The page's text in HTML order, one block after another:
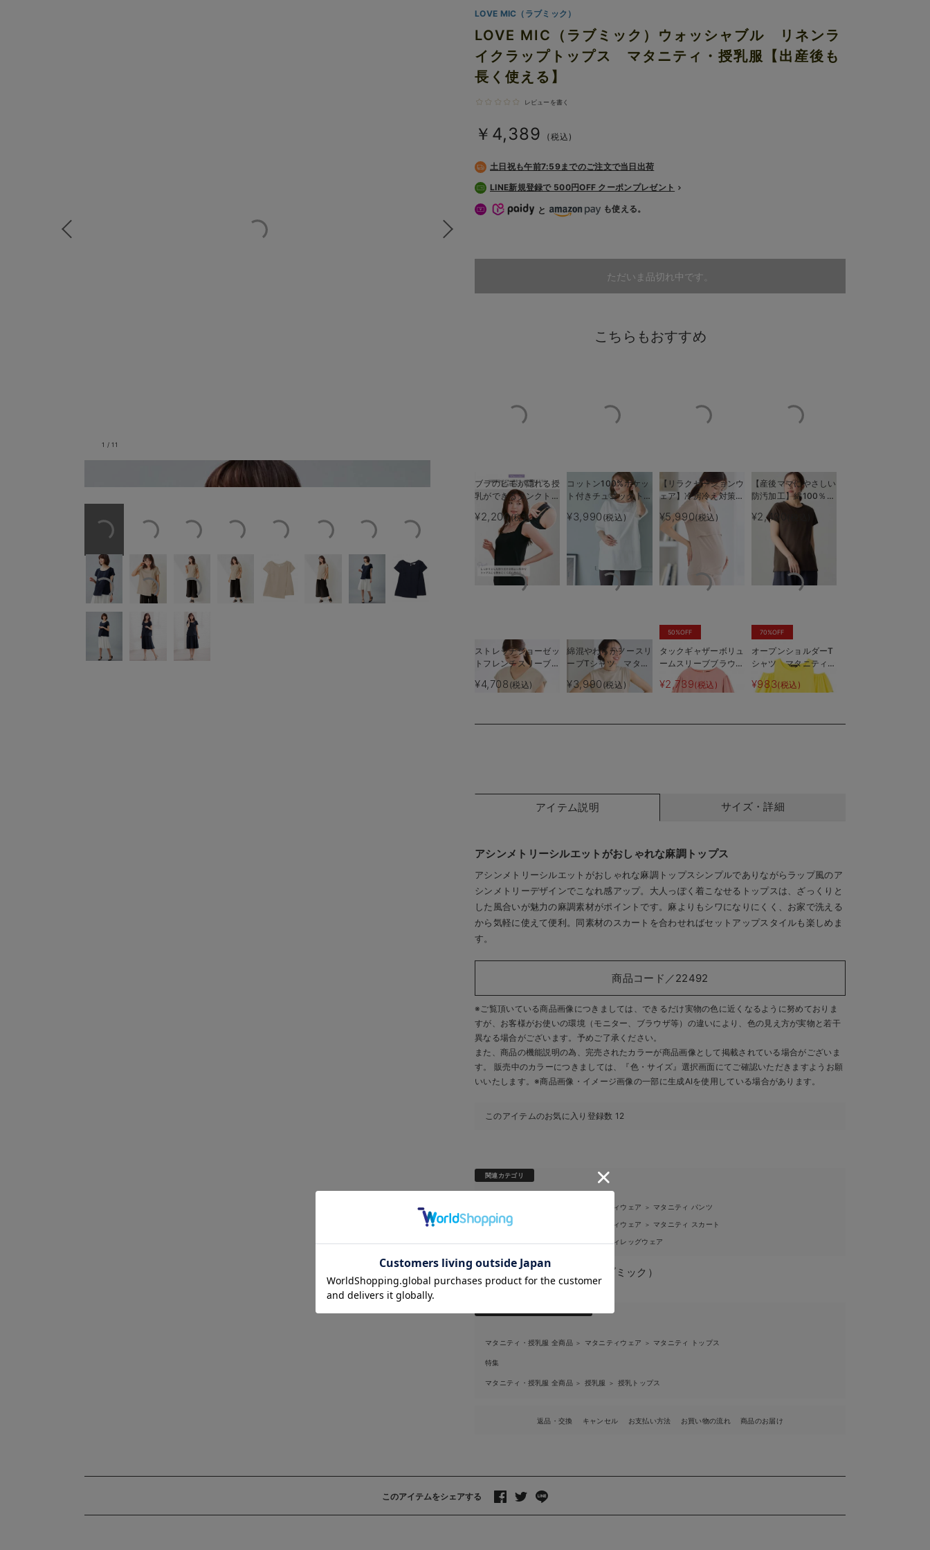
ネイビー／モデル身長：166cm／モデル着用サイズM ベージュ／モデル身長：165cm／モデル着用サイズM
1 /11
LOVE MIC（ラブミック）
LOVE MIC（ラブミック）ウォッシャブル リネンラ
イクラップトップス マタニティ・授乳服【出産後も
長く使える】
レビューを書く
￥4,389 (税込)
土日祝も午前7:59までのご注文で当日出荷
LINE新規登録で 500円OFF クーポンプレゼント
と も使える。
ただいま品切れ中です。
こちらもおすすめ
ブラのヒモが隠れる授
乳ができるタンクトッ
プ 抗菌防臭 綿混モ
ダール
¥2,200(税込)
コットン100%ポケッ
ト付きチュニックトッ
プス マタニティ・授
乳服【出産後も長く使
¥3,990 (税込)
【リラクゼーションウ
ェア】冷房冷え対策
保温＆リカバリーサポ
ート momRest 半
袖Tシャツ
efe×ANGELIEBEコラ
ボ 光電子 日本製
¥5,990(税込)
【産後ママにやさしい
防汚加工】綿100％授
乳半袖TEE
¥2,490
ストレッチジョーゼッ
トフレンチスリーブト
ップス マタニティ・
授乳服【出産後も長く
¥4,708 (税込)
綿混やわらかノースリ
ーブTシャツ マタニ
ティ・産後授乳服【出
産後も長く使える】
¥3,990 (税込)
50%OFF
タックギャザーボリュ
ームスリーブブラウ
ス マタニティ・授乳
服【出産後も長く使え
¥2,739(税込)
70%OFF
オープンショルダーT
シャツ マタニティ・
授乳服
¥983(税込)
アイテム説明 サイズ・詳細
アシンメトリーシルエットがおしゃれな麻調トップス
アシンメトリーシルエットがおしゃれな麻調トップスシンプルでありながらラップ風のア
シンメトリーデザインでこなれ感アップ。大人っぽく着こなせるトップスは、ざっくりと
した風合いが魅力の麻調素材がポイントです。麻よりもシワになりにくく、お家で洗える
から気軽に使えて便利。同素材のスカートを合わせればセットアップスタイルも楽しめま
す。
商品コード／22492
※ご覧頂いている商品画像につきましては、できるだけ実物の色に近くなるように努めておりま
すが、 お客様がお使いの環境（モニター、ブラウザ等）の違いにより、色の見え方が実物と若干
異なる場合がございます。予めご了承ください。
また、商品の機能説明の為、完売されたカラーが商品画像として掲載されている場合がございま
す。 販売中のカラーにつきましては、『色・サイズ』選択画面にてご確認いただきますようお願
いいたします。 ※商品画像・イメージ画像の一部に生成AIを使用している場合があります。
このアイテムのお気に入り登録数 12
関連カテゴリ
マタニティウェア ＞ マタニティ パンツ
マタニティ・授乳服 全商品 マタニティウェア ＞ マタニティ スカート
マタニティレッグウェア
ブランド： LOVE MIC（ラブミック）
マタニティ・授乳服 全商品 ＞ マタニティウェア ＞ マタニティ トップス
特集
マタニティ・授乳服 全商品 ＞ 授乳服 ＞ 授乳トップス
返品・交換 キャンセル お支払い方法 お買い物の流れ 商品のお届け
このアイテムをシェアする >
お気に入り商品を確認する